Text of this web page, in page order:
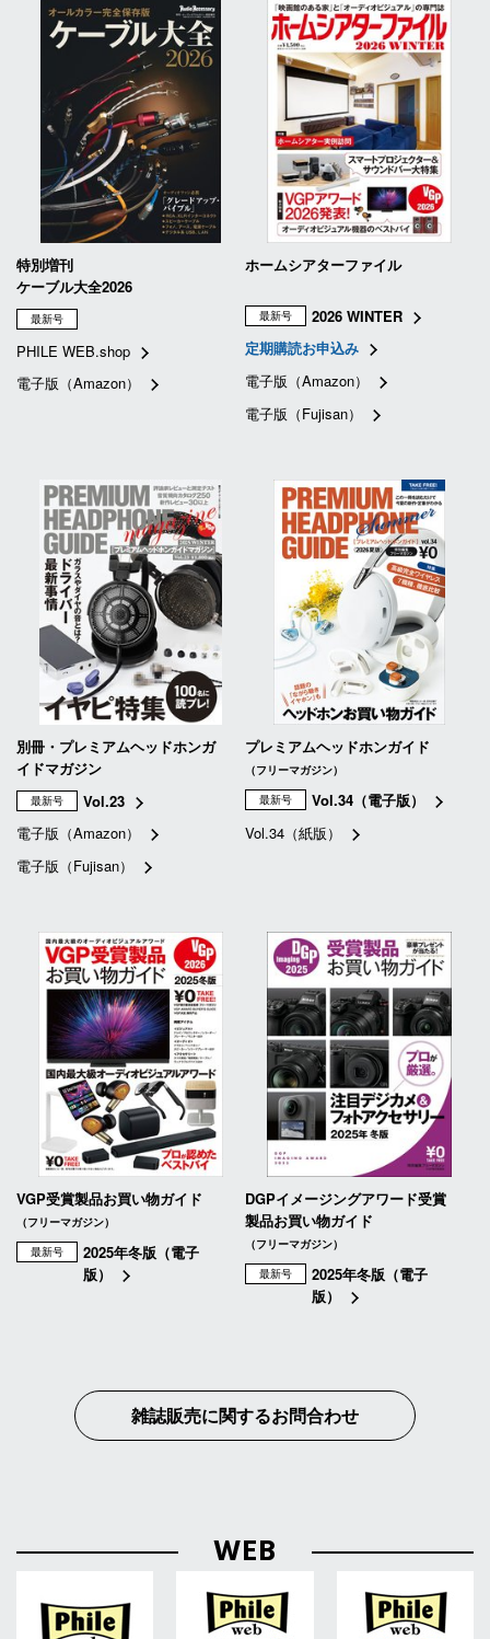
特別増刊
ケーブル大全2026
最新号
PHILE WEB.shop
電子版（Amazon）
ホームシアターファイル
最新号
2026 WINTER
定期購読お申込み
電子版（Amazon）
電子版（Fujisan）
別冊・プレミアムヘッドホンガ
イドマガジン
最新号
Vol.23
電子版（Amazon）
電子版（Fujisan）
プレミアムヘッドホンガイド
（フリーマガジン）
最新号
Vol.34（電子版）
Vol.34（紙版）
VGP受賞製品お買い物ガイド
（フリーマガジン）
最新号
2025年冬版（電子
版）
DGPイメージングアワード受賞
製品お買い物ガイド
（フリーマガジン）
最新号
2025年冬版（電子
版）
雑誌販売に関するお問合わせ
WEB